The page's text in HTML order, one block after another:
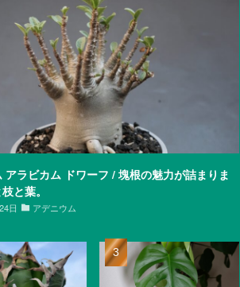
アラビカム ドワーフ / 塊根の魅力が詰まりま
と葉。
日 アデニウム